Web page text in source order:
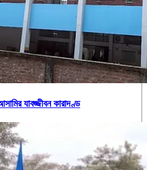
যাবজ্জীবন কারাদণ্ড